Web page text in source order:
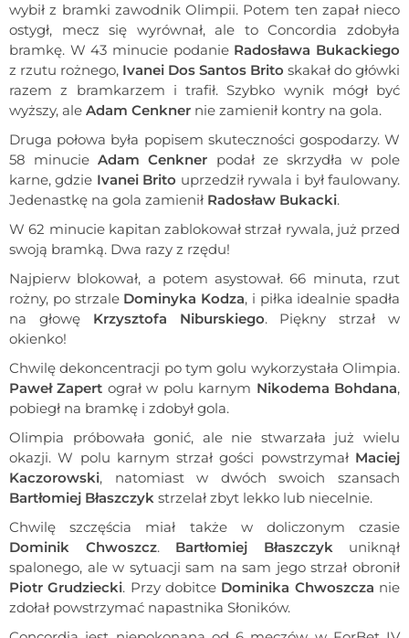
wybił z bramki zawodnik Olimpii. Potem ten zapał nieco
ostygł, mecz się wyrównał, ale to Concordia zdobyła
bramkę. W 43 minucie podanie Radosława Bukackiego
z rzutu rożnego, Ivanei Dos Santos Brito skakał do główki
razem z bramkarzem i trafił. Szybko wynik mógł być
wyższy, ale Adam Cenkner nie zamienił kontry na gola.
Druga połowa była popisem skuteczności gospodarzy. W
58 minucieAdam Cenkner podał ze skrzydła w pole
karne, gdzie Ivanei Brito uprzedził rywala i był faulowany.
Jedenastkę na gola zamienił Radosław Bukacki.
W 62 minucie kapitan zablokował strzał rywala, już przed
swoją bramką. Dwa razy z rzędu!
Najpierw blokował, a potem asystował. 66 minuta, rzut
rożny, po strzale Dominyka Kodza, i piłka idealnie spadła
na głowę Krzysztofa Niburskiego. Piękny strzał w
okienko!
Chwilę dekoncentracji po tym golu wykorzystała Olimpia.
Paweł Zapert ograł w polu karnym Nikodema Bohdana,
pobiegł na bramkę i zdobył gola.
Olimpia próbowała gonić, ale nie stwarzała już wielu
okazji. W polu karnym strzał gości powstrzymał Maciej
Kaczorowski, natomiast w dwóch swoich szansach
Bartłomiej Błaszczyk strzelał zbyt lekko lub niecelnie.
Chwilę szczęścia miał także w doliczonym czasie
Dominik Chwoszcz. Bartłomiej Błaszczykuniknął
spalonego, ale w sytuacji sam na sam jego strzał obronił
Piotr Grudziecki. Przy dobitce Dominika Chwoszcza nie
zdołał powstrzymać napastnika Słoników.